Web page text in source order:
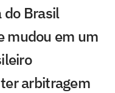
do Brasil
mudou em um
arbitragem